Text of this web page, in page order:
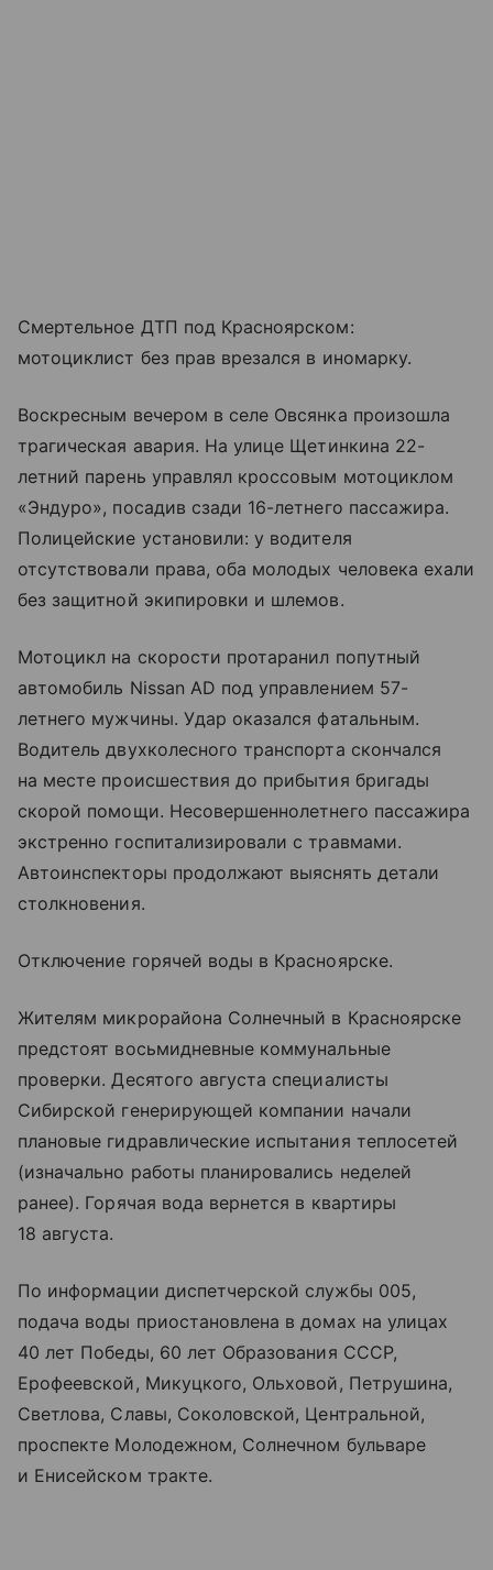
Смертельное ДТП под Красноярском:
мотоциклист без прав врезался в иномарку.
Воскресным вечером в селе Овсянка произошла
трагическая авария. На улице Щетинкина 22-
летний парень управлял кроссовым мотоциклом
«Эндуро», посадив сзади 16-летнего пассажира.
Полицейские установили: у водителя
отсутствовали права, оба молодых человека ехали
без защитной экипировки и шлемов.
Мотоцикл на скорости протаранил попутный
автомобиль Nissan AD под управлением 57-
летнего мужчины. Удар оказался фатальным.
Водитель двухколесного транспорта скончался
на месте происшествия до прибытия бригады
скорой помощи. Несовершеннолетнего пассажира
экстренно госпитализировали с травмами.
Автоинспекторы продолжают выяснять детали
столкновения.
Отключение горячей воды в Красноярске.
Жителям микрорайона Солнечный в Красноярске
предстоят восьмидневные коммунальные
проверки. Десятого августа специалисты
Сибирской генерирующей компании начали
плановые гидравлические испытания теплосетей
(изначально работы планировались неделей
ранее). Горячая вода вернется в квартиры
18 августа.
По информации диспетчерской службы 005,
подача воды приостановлена в домах на улицах
40 лет Победы, 60 лет Образования СССР,
Ерофеевской, Микуцкого, Ольховой, Петрушина,
Светлова, Славы, Соколовской, Центральной,
проспекте Молодежном, Солнечном бульваре
и Енисейском тракте.